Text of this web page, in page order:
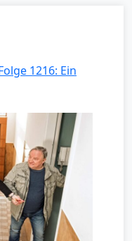
1216: Ein